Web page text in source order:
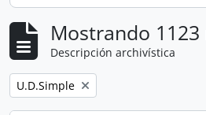
Mostrando
Descripción archivística
Remove filter:
U.D.Simple